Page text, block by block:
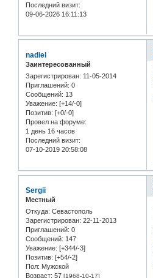
Последний визит:
09-06-2026 16:11:13
nadiel
Заинтересованный
Зарегистрирован: 11-05-2014
Приглашений: 0
Сообщений: 13
Уважение: [+14/-0]
Позитив: [+0/-0]
Провел на форуме:
1 день 16 часов
Последний визит:
07-10-2019 20:58:08
Sergii
Местный
Откуда: Севастополь
Зарегистрирован: 22-11-2013
Приглашений: 0
Сообщений: 147
Уважение: [+344/-3]
Позитив: [+54/-2]
Пол: Мужской
Возраст: 57 [1968-10-17]